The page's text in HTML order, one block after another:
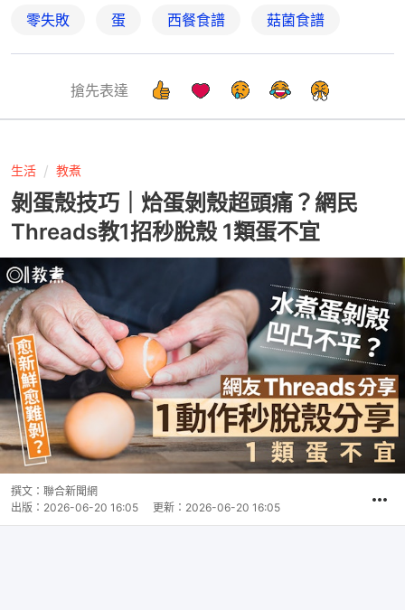
零失敗 蛋 西餐食譜 菇菌食譜
搶先表達
生活 教煮
剝蛋殼技巧｜烚蛋剝殼超頭痛？網民
Threads教1招秒脫殼 1類蛋不宜
撰文： 聯合新聞網
出版： 2026-06-20 16:05 更新： 2026-06-20 16:05